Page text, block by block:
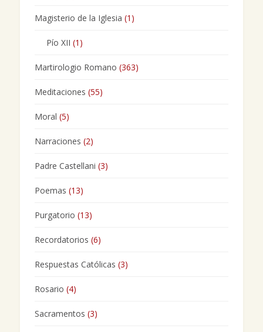
Magisterio de la Iglesia (1)
Pío XII (1)
Martirologio Romano (363)
Meditaciones (55)
Moral (5)
Narraciones (2)
Padre Castellani (3)
Poemas (13)
Purgatorio (13)
Recordatorios (6)
Respuestas Católicas (3)
Rosario (4)
Sacramentos (3)